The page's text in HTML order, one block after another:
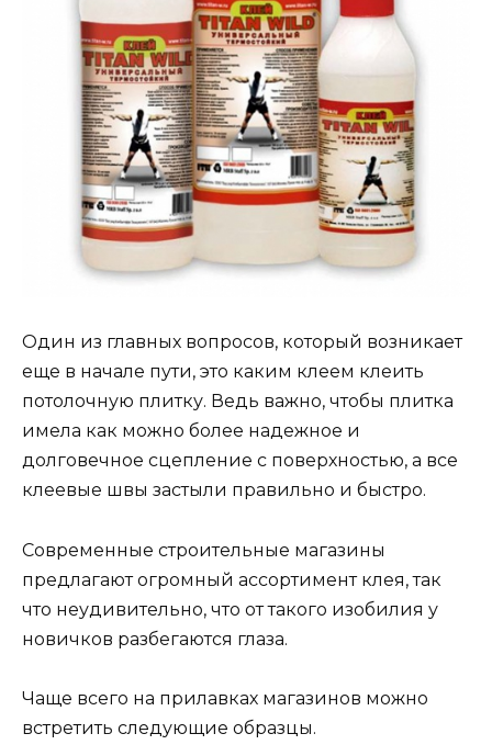
Один из главных вопросов, который возникает
еще в начале пути, это каким клеем клеить
потолочную плитку. Ведь важно, чтобы плитка
имела как можно более надежное и
долговечное сцепление с поверхностью, а все
клеевые швы застыли правильно и быстро.
Современные строительные магазины
предлагают огромный ассортимент клея, так
что неудивительно, что от такого изобилия у
новичков разбегаются глаза.
Чаще всего на прилавках магазинов можно
встретить следующие образцы.